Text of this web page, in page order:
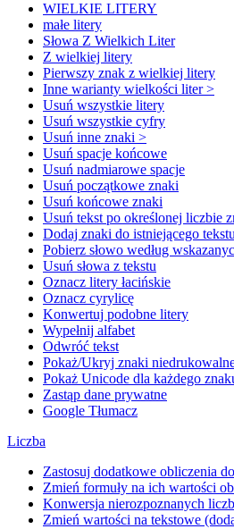
WIELKIE LITERY
małe litery
Słowa Z Wielkich Liter
Z wielkiej litery
Pierwszy znak z wielkiej litery
Inne warianty wielkości liter >
Usuń wszystkie litery
Usuń wszystkie cyfry
Usuń inne znaki >
Usuń spacje końcowe
Usuń nadmiarowe spacje
Usuń początkowe znaki
Usuń końcowe znaki
Usuń tekst po określonej liczbie
Dodaj znaki do istniejącego tekstu
Pobierz słowo według
Usuń słowa z tekstu
Oznacz litery łacińskie
Oznacz cyrylicę
Konwertuj podobne litery
Wypełnij alfabet
Odwróć tekst
Pokaż/Ukryj znaki
Pokaż Unicode dla każdego
Zastąp dane prywatne
Google Tłumacz
Liczba
Zastosuj dodatkowe obliczenia
Zmień formuły na ich wartości
Konwersja nierozpoznanych
Zmień wartości na tekstowe